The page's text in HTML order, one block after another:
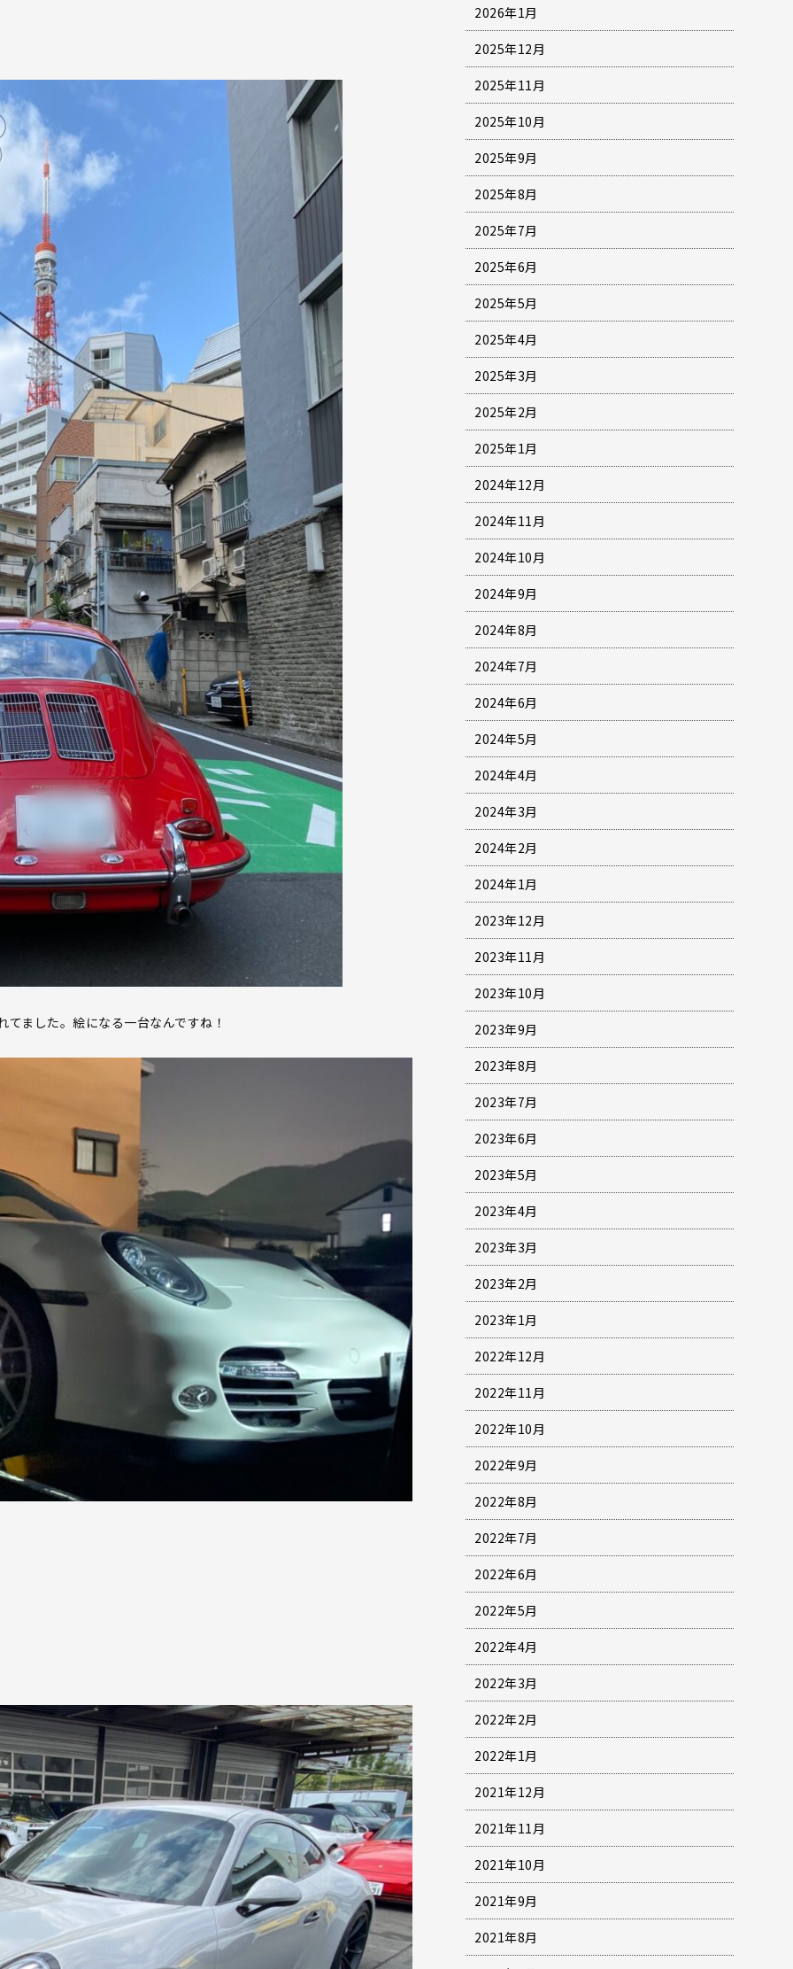
ました。絵になる一台なんですね！
2026年1月
2025年12月
2025年11月
2025年10月
2025年9月
2025年8月
2025年7月
2025年6月
2025年5月
2025年4月
2025年3月
2025年2月
2025年1月
2024年12月
2024年11月
2024年10月
2024年9月
2024年8月
2024年7月
2024年6月
2024年5月
2024年4月
2024年3月
2024年2月
2024年1月
2023年12月
2023年11月
2023年10月
2023年9月
2023年8月
2023年7月
2023年6月
2023年5月
2023年4月
2023年3月
2023年2月
2023年1月
2022年12月
2022年11月
2022年10月
2022年9月
2022年8月
2022年7月
2022年6月
2022年5月
2022年4月
2022年3月
2022年2月
2022年1月
2021年12月
2021年11月
2021年10月
2021年9月
2021年8月